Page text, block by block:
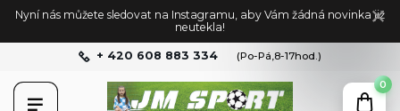
Nyní nás můžete sledovat na Instagramu, aby Vám žádná novinka již
neutekla!
+ 420 608 883 334 (Po-Pá,8-17hod.)
0